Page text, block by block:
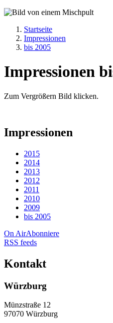
Startseite
Impressionen
bis 2005
Impressionen
Zum Vergrößern Bild klicken.
Impressionen
2015
2014
2013
2012
2011
2010
2009
bis 2005
On AirAbonniere
RSS feeds
Kontakt
Würzburg
Münzstraße 12
97070 Würzburg